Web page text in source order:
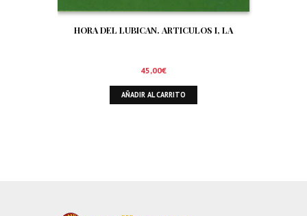
HORA DEL LUBICAN. ARTICULOS I, LA
45,00€
AÑADIR AL CARRITO